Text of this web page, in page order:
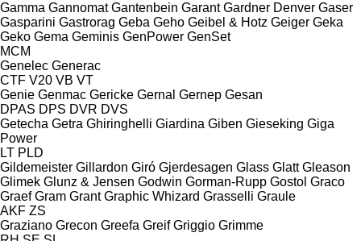
Gamma Gannomat Gantenbein Garant Gardner Denver Gaser
Gasparini Gastrorag Geba Geho Geibel & Hotz Geiger Geka
Geko Gema Geminis GenPower GenSet
MCM
Genelec Generac
CTF V20 VB VT
Genie Genmac Gericke Gernal Gernep Gesan
DPAS DPS DVR DVS
Getecha Getra Ghiringhelli Giardina Giben Gieseking Giga
Power
LT PLD
Gildemeister Gillardon Giró Gjerdesagen Glass Glatt Gleason
Glimek Glunz & Jensen Godwin Gorman-Rupp Gostol Graco
Graef Gram Grant Graphic Whizard Grasselli Graule
AKF ZS
Graziano Grecon Greefa Greif Griggio Grimme